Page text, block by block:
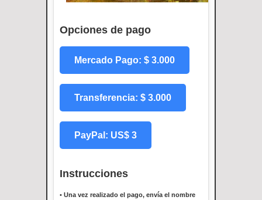
Opciones de pago
Mercado Pago: $ 3.000
Transferencia: $ 3.000
PayPal: US$ 3
Instrucciones
• Una vez realizado el pago, envía el nombre